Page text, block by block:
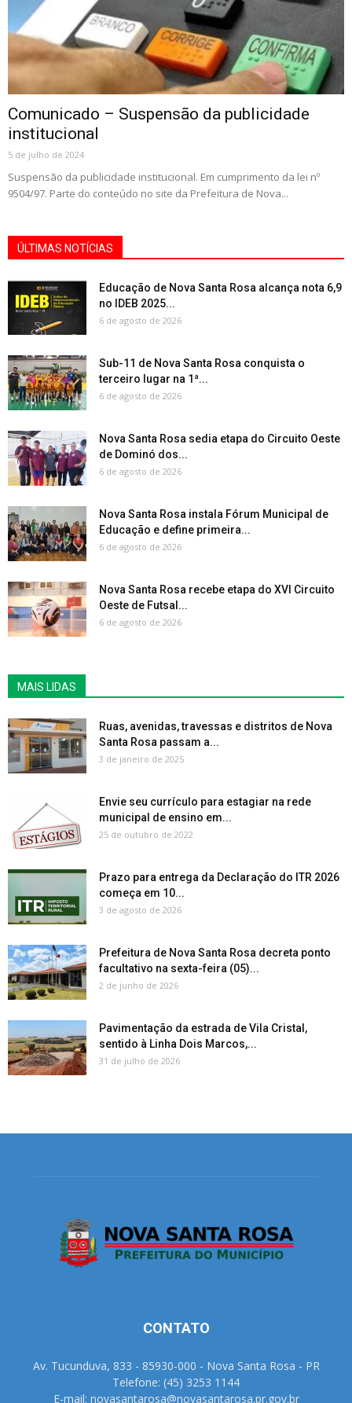
Comunicado – Suspensão da publicidade
institucional
5 de julho de 2024
Suspensão da publicidade institucional. Em cumprimento da lei nº
9504/97. Parte do conteúdo no site da Prefeitura de Nova...
ÚLTIMAS NOTÍCIAS
Educação de Nova Santa Rosa alcança nota 6,9
no IDEB 2025...
6 de agosto de 2026
Sub-11 de Nova Santa Rosa conquista o
terceiro lugar na 1ª...
6 de agosto de 2026
Nova Santa Rosa sedia etapa do Circuito Oeste
de Dominó dos...
6 de agosto de 2026
Nova Santa Rosa instala Fórum Municipal de
Educação e define primeira...
6 de agosto de 2026
Nova Santa Rosa recebe etapa do XVI Circuito
Oeste de Futsal...
6 de agosto de 2026
MAIS LIDAS
Ruas, avenidas, travessas e distritos de Nova
Santa Rosa passam a...
3 de janeiro de 2025
Envie seu currículo para estagiar na rede
municipal de ensino em...
25 de outubro de 2022
Prazo para entrega da Declaração do ITR 2026
começa em 10...
3 de agosto de 2026
Prefeitura de Nova Santa Rosa decreta ponto
facultativo na sexta-feira (05)...
2 de junho de 2026
Pavimentação da estrada de Vila Cristal,
sentido à Linha Dois Marcos,...
31 de julho de 2026
CONTATO
Av. Tucunduva, 833 - 85930-000 - Nova Santa Rosa - PR
Telefone: (45) 3253 1144
E-mail: novasantarosa@novasantarosa.pr.gov.br